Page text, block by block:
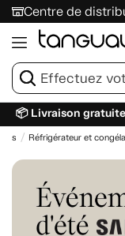
Centre de
📦 Livraison
Réfrigérateur et